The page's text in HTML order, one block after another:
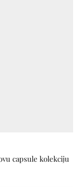
capsule kolekciju